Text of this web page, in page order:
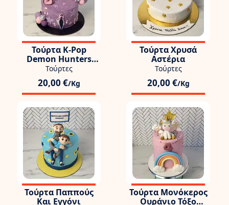
Τούρτα K-Pop
Demon Hunters
Μουσική
Τούρτες
20,00 €/Kg
Τούρτα Χρυσά
Αστέρια
Τούρτες
20,00 €/Kg
Τούρτα Παππούς
Και Εγγόνι
Τούρτα Μονόκερος
Ουράνιο Τόξο